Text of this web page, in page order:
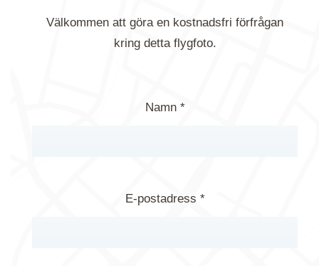
Välkommen att göra en kostnadsfri förfrågan
kring detta flygfoto.
Namn *
E-postadress *